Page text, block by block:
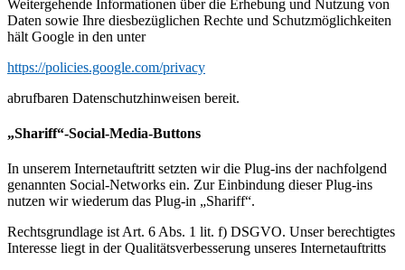
Weitergehende Informationen über die Erhebung und Nutzung von
Daten sowie Ihre diesbezüglichen Rechte und Schutzmöglichkeiten
hält Google in den unter
https://policies.google.com/privacy
abrufbaren Datenschutzhinweisen bereit.
„Shariff“-Social-Media-Buttons
In unserem Internetauftritt setzten wir die Plug-ins der nachfolgend
genannten Social-Networks ein. Zur Einbindung dieser Plug-ins
nutzen wir wiederum das Plug-in „Shariff“.
Rechtsgrundlage ist Art. 6 Abs. 1 lit. f) DSGVO. Unser berechtigtes
Interesse liegt in der Qualitätsverbesserung unseres Internetauftritts